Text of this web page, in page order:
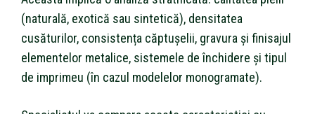
(naturală, exotică sau sintetică), densitatea
cusăturilor, consistența căptușelii, gravura și finisajul
elementelor metalice, sistemele de închidere și tipul
de imprimeu (în cazul modelelor monogramate).